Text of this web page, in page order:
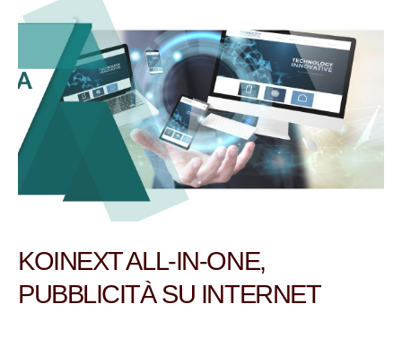
KOINEXT ALL-IN-ONE,
PUBBLICITÀ SU INTERNET